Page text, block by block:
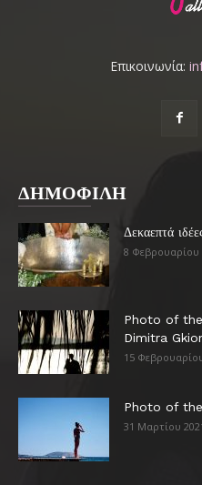
Επικοινωνία:
ΔΗΜΟΦΙΛΗ
Δεκαεπτά
8 Φεβρουαρίου
Photo of
Dimitra
15
Photo of
31 Μαρτίου